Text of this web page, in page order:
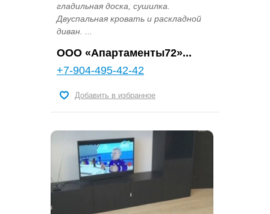
гладильная доска, сушилка.
Двуспальная кровать и раскладной
диван. ...
OOO «Апартаменты72»...
+7-904-495-42-42
Добавить в избранное